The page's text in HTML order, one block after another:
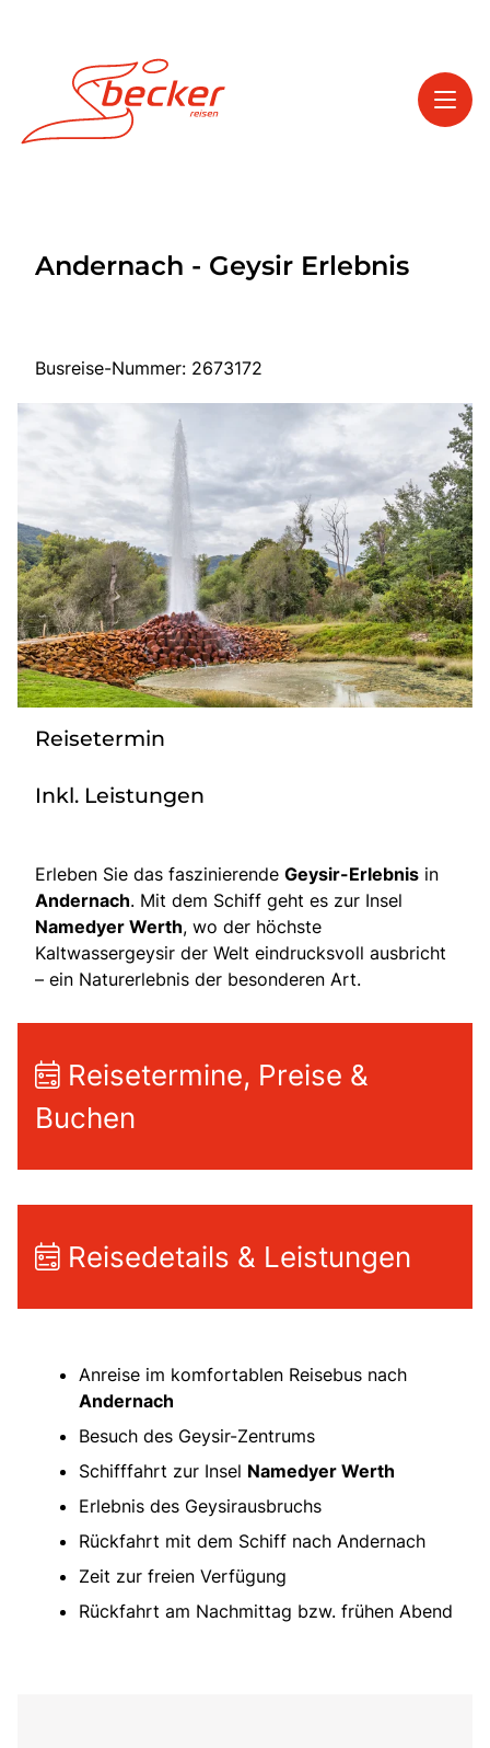
Service
Start
Tagesfahrten
Mehrtagesfahrten
Bus mieten
Katalog anfordern
Gutscheine
Service & Kontakt
Andernach - Geysir Erlebnis
Busreise-Nummer: 2673172
Reisetermin
Inkl. Leistungen
Erleben Sie das faszinierende Geysir-Erlebnis in
Andernach. Mit dem Schiff geht es zur Insel
Namedyer Werth, wo der höchste
Kaltwassergeysir der Welt eindrucksvoll ausbricht
– ein Naturerlebnis der besonderen Art.
Reisetermine, Preise &
Buchen
Reisedetails & Leistungen
Anreise im komfortablen Reisebus nach
Andernach
Besuch des Geysir-Zentrums
Schifffahrt zur Insel Namedyer Werth
Erlebnis des Geysirausbruchs
Rückfahrt mit dem Schiff nach Andernach
Zeit zur freien Verfügung
Rückfahrt am Nachmittag bzw. frühen Abend